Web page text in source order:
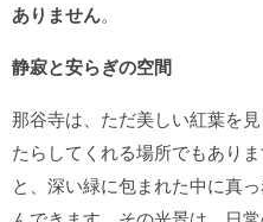
ありません。
静寂と安らぎの空間
那谷寺は、ただ美しい紅葉を
たらしてくれる場所でもあり
と、深い緑に包まれた中に真